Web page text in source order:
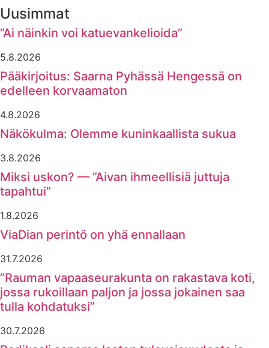
Uusimmat
”Ai näinkin voi katuevankelioida”
5.8.2026
Pääkirjoitus: Saarna Pyhässä Hengessä on
edelleen korvaamaton
4.8.2026
Näkökulma: Olemme kuninkaallista sukua
3.8.2026
Miksi uskon? — ”Aivan ihmeellisiä juttuja
tapahtui”
1.8.2026
ViaDian perintö on yhä ennallaan
31.7.2026
”Rauman vapaaseurakunta on rakastava koti,
jossa rukoillaan paljon ja jossa jokainen saa
tulla kohdatuksi”
30.7.2026